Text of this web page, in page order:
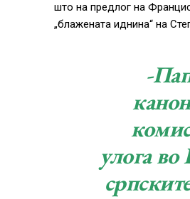
што на предлог на
„блажената иднина“ на
-
улога во